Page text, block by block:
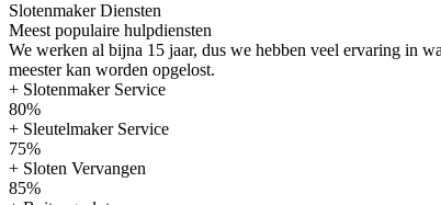
Slotenmaker Diensten
Meest populaire hulpdiensten
We werken al bijna 15 jaar, dus we hebben veel ervaring in
meester kan worden opgelost.
+ Slotenmaker Service
80%
+ Sleutelmaker Service
75%
+ Sloten Vervangen
85%